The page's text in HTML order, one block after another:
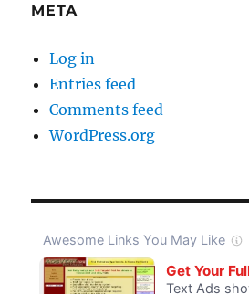
META
Log in
Entries feed
Comments feed
WordPress.org